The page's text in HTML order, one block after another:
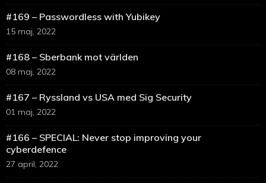
#169 – Passwordless with Yubikey
15 maj, 2022
#168 – Sberbank mot världen
08 maj, 2022
#167 – Ryssland vs USA med Sig Security
01 maj, 2022
#166 – SPECIAL: Never stop improving your
cyberdefence
27 april, 2022